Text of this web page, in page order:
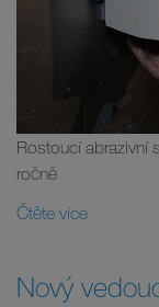
Rostoucí abrazivní
ročně
Čtěte více
Nový